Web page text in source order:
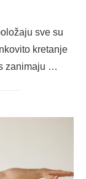
sve su
kretanje
zanimaju …